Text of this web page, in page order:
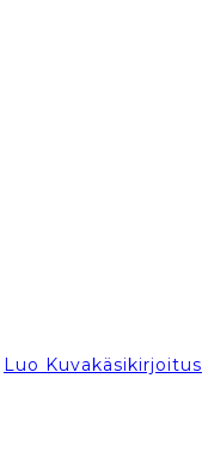
Luo Kuvakäsikirjoitus